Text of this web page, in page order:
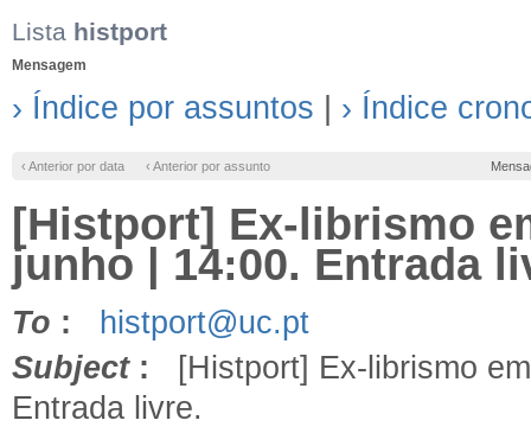
Lista histport
Mensagem
› Índice por assuntos › Índice
‹ Anterior por data ‹ Anterior por assunto
[Histport] Ex-librismo
junho | 14:00. Entrada
To :
histport@uc.pt
Subject: [Histport] Ex-librismo
Entrada livre.